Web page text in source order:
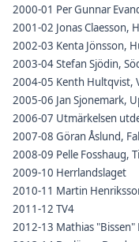
2000-01 Per Gunnar
2001-02 Jonas Claesson,
2002-03 Kenta Jönsson,
2003-04 Stefan Sjödin,
2004-05 Kenth Hultqvist,
2005-06 Jan Sjonemark,
2006-07 Utmärkelsen
2007-08 Göran Åslund,
2008-09 Pelle Fosshaug,
2009-10 Herrlandslaget
2010-11 Martin
2011-12 TV4
2012-13 Mathias "Bissen"